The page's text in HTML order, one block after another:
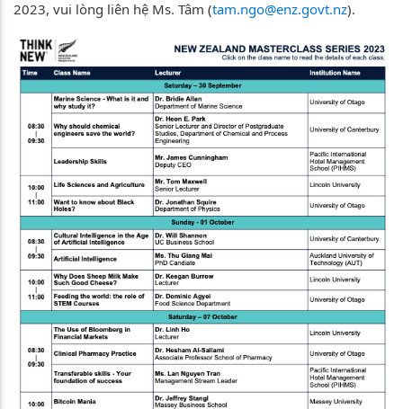
2023, vui lòng liên hệ Ms. Tâm (tam.ngo@enz.govt.nz).